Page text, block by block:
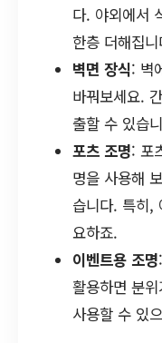
다. 야외에서
한층 더해집
벽면 장식: 벽
바꿔보세요.
출할 수 있습
포츠 조명: 포
명을 사용해
습니다. 특히,
요하죠.
이벤트용 조명
활용하면 분
사용할 수 있